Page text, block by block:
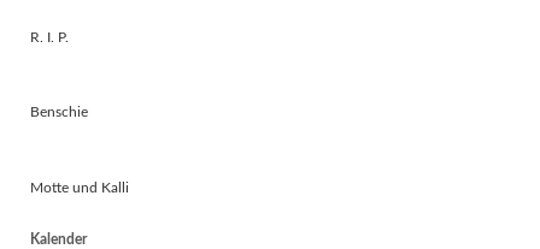
R. I. P.
Benschie
Motte und Kalli
Kalender